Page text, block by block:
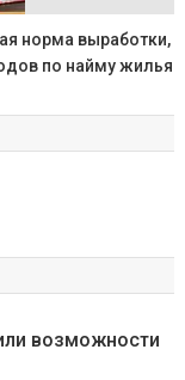
норма выработки,
по найму жилья
возможности